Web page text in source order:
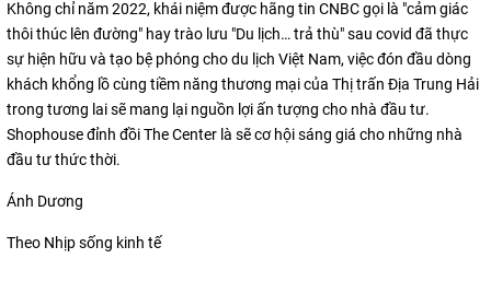
Không chỉ năm 2022, khái niệm được hãng tin CNBC gọi là "cảm giác
thôi thúc lên đường" hay trào lưu "Du lịch… trả thù" sau covid đã thực
sự hiện hữu và tạo bệ phóng cho du lịch Việt Nam, việc đón đầu dòng
khách khổng lồ cùng tiềm năng thương mại của Thị trấn Địa Trung Hải
trong tương lai sẽ mang lại nguồn lợi ấn tượng cho nhà đầu tư.
Shophouse đỉnh đồi The Center là sẽ cơ hội sáng giá cho những nhà
đầu tư thức thời.
Ánh Dương
Theo Nhịp sống kinh tế